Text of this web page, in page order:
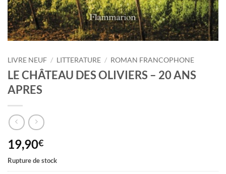
LIVRE NEUF / LITTERATURE / ROMAN FRANCOPHONE
LE CHÂTEAU DES OLIVIERS – 20 ANS
APRES
19,90€
Rupture de stock